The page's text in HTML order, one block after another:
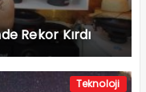
Rekor Kırdı
Teknoloji